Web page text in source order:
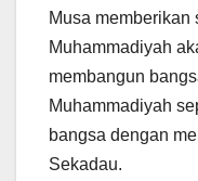
Musa memberikan
Muhammadiyah
membangun
Muhammadiyah
bangsa dengan
Sekadau.